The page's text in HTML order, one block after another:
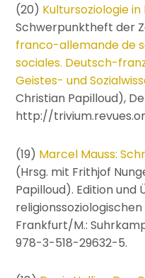
(20) Kultursoziologie
Schwerpunktheft der
franco-allemande de
sociales. Deutsch-
Geistes- und
Christian Papilloud),
http://
(19) Marcel Mauss:
(Hrsg. mit Frithjof
Papilloud). Edition
religionssoziologischen
Frankfurt/M.:
978-3-518-29632-5.